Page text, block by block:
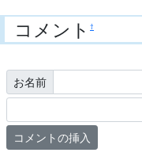
コメント †
お名前